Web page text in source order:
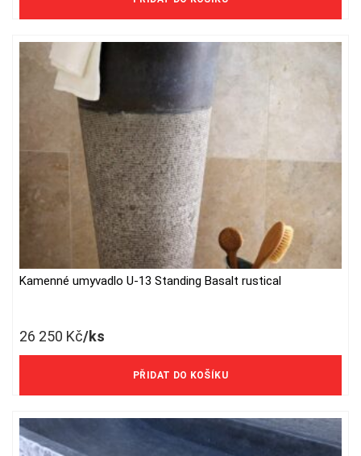
Kamenné umyvadlo U-13 Standing Basalt rustical
26 250 Kč/ks
21 694 Kč/ks bez DPH
PŘIDAT DO KOŠÍKU